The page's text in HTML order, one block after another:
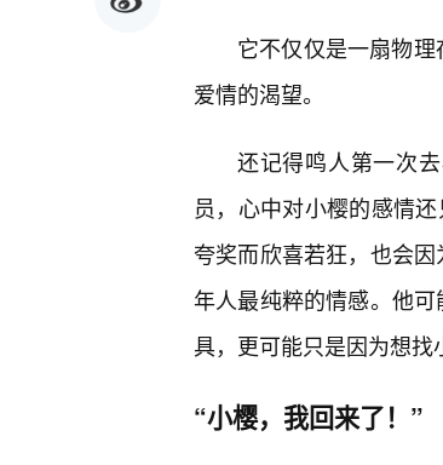
它不仅仅是一扇物
爱情的渴望。
还记得鸣人第一次
员，心中对小樱的感情
夸奖而欣喜若狂，也会
年人最纯粹的情感。他
具，更可能只是因为想找
“小樱，我回来了！”